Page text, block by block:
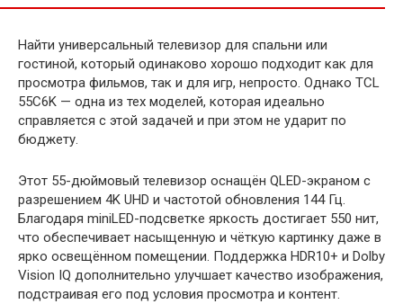
Найти универсальный телевизор для спальни или
гостиной, который одинаково хорошо подходит как для
просмотра фильмов, так и для игр, непросто. Однако TCL
55C6K — одна из тех моделей, которая идеально
справляется с этой задачей и при этом не ударит по
бюджету.
Этот 55-дюймовый телевизор оснащён QLED-экраном с
разрешением 4K UHD и частотой обновления 144 Гц.
Благодаря miniLED-подсветке яркость достигает 550 нит,
что обеспечивает насыщенную и чёткую картинку даже в
ярко освещённом помещении. Поддержка HDR10+ и Dolby
Vision IQ дополнительно улучшает качество изображения,
подстраивая его под условия просмотра и контент.